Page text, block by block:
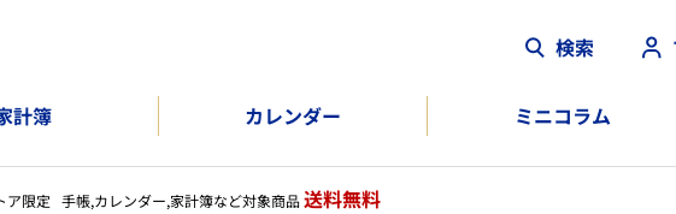
検索
計簿 カレンダー ミニコラム
ア限定 手帳,カレンダー,家計簿など対象商品送料無料